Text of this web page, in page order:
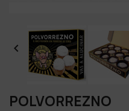

POLVORREZNO